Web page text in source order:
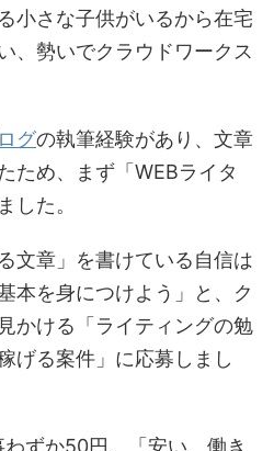
小さな子供がいるから在宅
、勢いでクラウドワークス
グの執筆経験があり、文章
ため、まず「WEBライタ
した。
文章」を書けている自信は
本を身につけよう」と、ク
かける「ライティングの勉
げる案件」に応募しまし